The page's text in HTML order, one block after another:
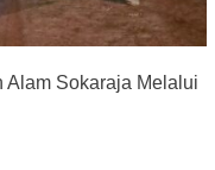
Alam Sokaraja Melalui